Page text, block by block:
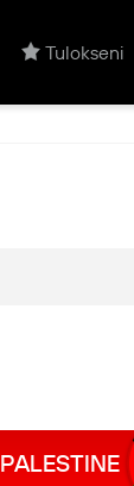
Tulokseni
PALESTINE